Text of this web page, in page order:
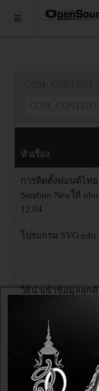
ข่าว
อบรม
DOWNLOAD
HOME
DOWNLOAD
หัวเรื่อง
การติดตั้งฟอนต์ไทย
Sarabun Newให้
12.04
โปรแกรม SVG-edit
วิธีนำเข้าข้อมูลลูก
เริ่มต้น ก่อนหน้า